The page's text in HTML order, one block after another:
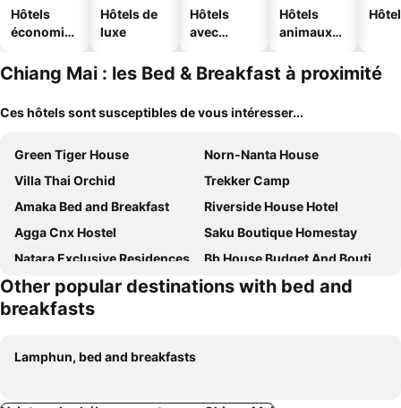
Hôtels
économiq
Hôtels de
luxe
Hôtels
avec
Hôtels
animaux
Chiang Mai : les Bed & Breakfast à proximité
Ces hôtels sont susceptibles de vous intéresser...
Green Tiger House
Norn-Nanta House
Villa Thai Orchid
Trekker Camp
Amaka Bed and Breakfast
Riverside House Hotel
Agga Cnx Hostel
Saku Boutique Homestay
Natara Exclusive Residences
Bb House Budget And Boutique
Chada Thai House
To The Moon
Baan Orapin
Other popular destinations with bed and
breakfasts
Lamphun, bed and breakfasts